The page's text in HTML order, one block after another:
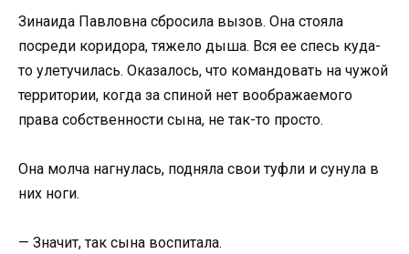
Зинаида Павловна сбросила вызов. Она стояла
посреди коридора, тяжело дыша. Вся ее спесь куда-
то улетучилась. Оказалось, что командовать на чужой
территории, когда за спиной нет воображаемого
права собственности сына, не так-то просто.
Она молча нагнулась, подняла свои туфли и сунула в
них ноги.
— Значит, так сына воспитала.